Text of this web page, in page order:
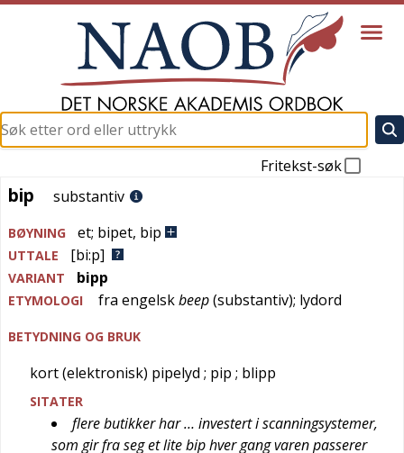
Fritekst-søk
bip
bip substantiv
BØYNING et; bipet, bip
UTTALE [bi:p]
VARIANT bipp
ETYMOLOGI fra engelskbeep(substantiv); lydord
BETYDNING OG BRUK
kort (elektronisk) pipelyd ; pip ; blipp
SITATER
flere butikker har … investert i scanningsystemer,
som gir fra seg et lite bip hver gang varen passerer